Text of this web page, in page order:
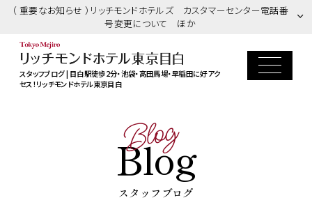
（ 重要なお知らせ ）リッチモンドホテルズ カスタマーセンター電話番
号変更について ほか
スタッフブログ | 目白駅徒歩2分・池袋・高田馬場・早稲田に好アク
セス！リッチモンドホテル東京目白
Blog
Blog
スタッフブログ